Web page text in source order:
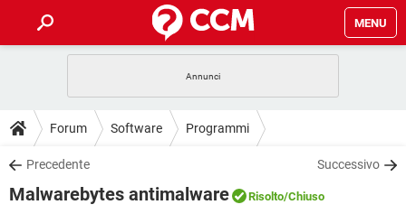
MENU
INTRATTENIMENTO ANDROID
iOS
INSTAGRAM WHATSAPP
GUIDE
COVID-19 GAMING
DOWNLOAD
COVID-19 GAMING
Forum Software Programmi
Precedente Successivo
Malwarebytes antimalware Risolto/Chiuso